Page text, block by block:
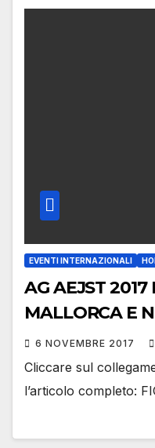
EVENTI INTERNAZIONALI
AG AEJST 2017
6 NOVEMBRE 2017
Cliccare sul
l’articolo completo: